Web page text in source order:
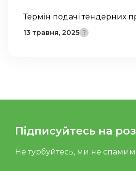
Термін подачі тендерних
13 травня, 2025
Підписуйтесь на
Не турбуйтесь, ми не